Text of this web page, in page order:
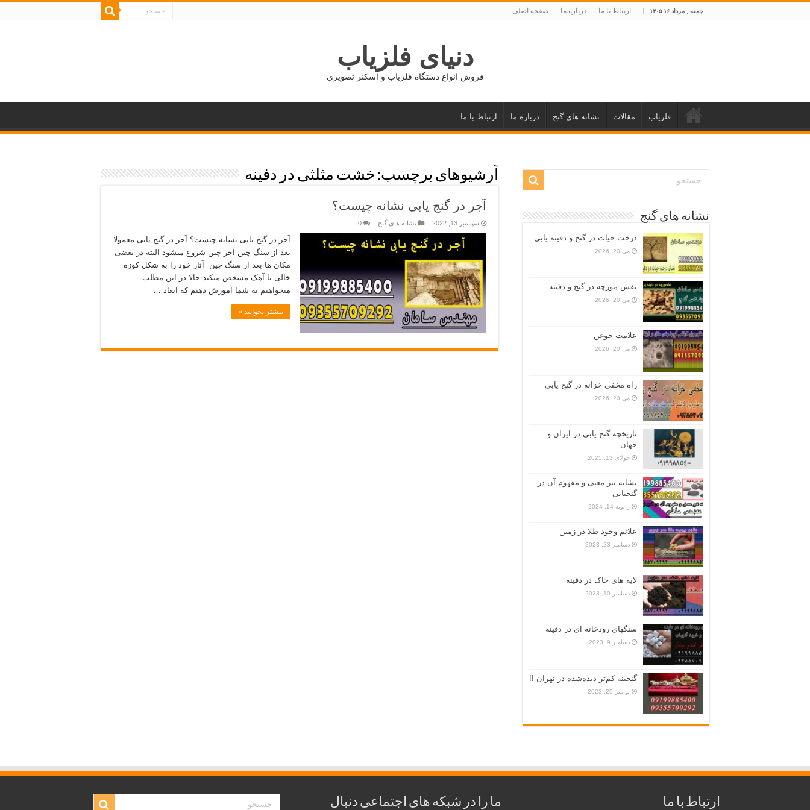
جمعه , مرداد ۱۶ ۱۴۰۵ ارتباط با ما درباره ما صفحه اصلی
دنیای فلزیاب
فروش انواع دستگاه فلزیاب و اسکنر تصویری
فلزیاب مقالات نشانه های گنج درباره ما ارتباط با ما
آرشیوهای برچسب: خشت مثلثی در دفینه
آجر در گنج یابی نشانه چیست؟
سپتامبر 13, 2022 نشانه های گنج 0
آجر در گنج یابی نشانه چیست؟ آجر در گنج یابی معمولا
بعد از سنگ چین آجر چین شروع میشود البته در بعضی
مکان ھا بعد از سنگ چین آثار خود را به شکل کوزه
خالی یا آھک مشخص میکند حالا در این مطلب
میخواهیم به شما آموزش دهیم که ابعاد …
بیشتر بخوانید »
نشانه های گنج
درخت حیات در گنج و دفینه یابی
می 20, 2026
نقش مورچه در گنج و دفینه
می 20, 2026
علامت جوغن
می 20, 2026
راه مخفی خزانه در گنج یابی
می 20, 2026
تاریخچه گنج‌ یابی در ایران و
جهان
جولای 13, 2025
نشانه تبر معنی و مفهوم آن در
گنجیابی
ژانویه 14, 2024
علائم وجود طلا در زمین
دسامبر 23, 2023
لایه های خاک در دفینه
دسامبر 10, 2023
سنگهای رودخانه ای در دفینه
دسامبر 9, 2023
گنجینه کم‌تر دیده‌شده در تهران !!
نوامبر 25, 2023
ارتباط با ما ما را در شبکه های اجتماعی دنبال